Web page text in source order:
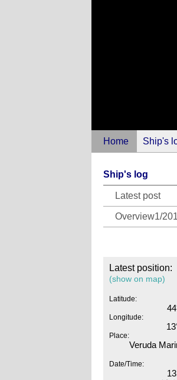
Home Ship's
Ship's log
Latest post
Overview1/
Latest position:
(show on map)
Latitude:
Longitude:
Place:
Veruda
Date/Time: